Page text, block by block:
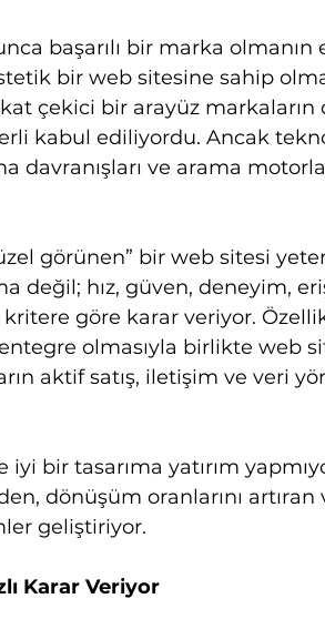
başarılı bir marka olmanın
bir web sitesine sahip
çekici bir arayüz markaların
kabul ediliyordu. Ancak
davranışları ve arama
görünen” bir web sitesi
değil; hız, güven, deneyim,
göre karar veriyor.
olmasıyla birlikte web
aktif satış, iletişim ve veri
bir tasarıma yatırım
dönüşüm oranlarını
geliştiriyor.
Karar Veriyor